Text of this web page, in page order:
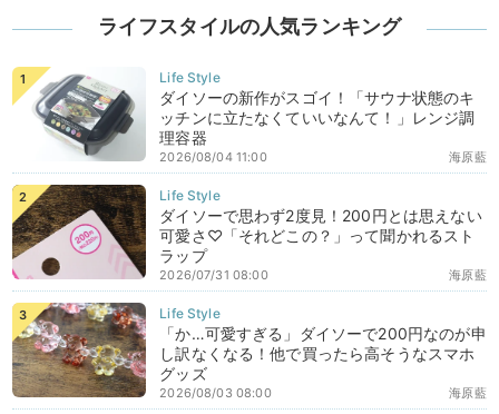
ライフスタイルの人気ランキング
ダイソーの新作がスゴイ！「サウナ状態のキ
ッチンに立たなくていいなんて！」レンジ調
理容器
海原藍
2026/08/04 11:00
ダイソーで思わず2度見！200円とは思えない
可愛さ♡「それどこの？」って聞かれるスト
ラップ
海原藍
2026/07/31 08:00
「か…可愛すぎる」ダイソーで200円なのが申
し訳なくなる！他で買ったら高そうなスマホ
グッズ
海原藍
2026/08/03 08:00